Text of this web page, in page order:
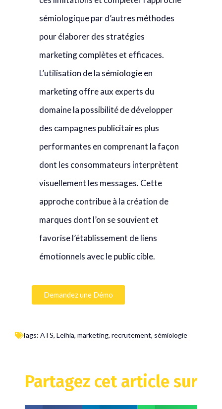
sémiologique par d’autres méthodes
pour élaborer des stratégies
marketing complètes et efficaces.
L’utilisation de la sémiologie en
marketing offre aux experts du
domaine la possibilité de développer
des campagnes publicitaires plus
performantes en comprenant la façon
dont les consommateurs interprètent
visuellement les messages. Cette
approche contribue à la création de
marques dont l’on se souvient et
favorise l’établissement de liens
émotionnels avec le public cible.
Demandez une Démo
Tags: ATS, Leihia, marketing, recrutement, sémiologie
Partagez cet article sur